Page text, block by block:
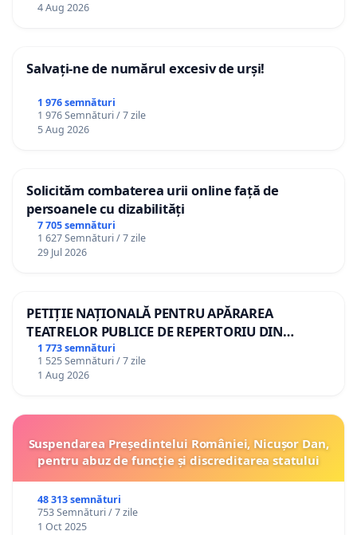
4 Aug 2026
Salvați-ne de numărul excesiv de urși!
1 976 semnături
1 976 Semnături / 7 zile
5 Aug 2026
Solicităm combaterea urii online față de
persoanele cu dizabilități
7 705 semnături
1 627 Semnături / 7 zile
29 Jul 2026
PETIȚIE NAȚIONALĂ PENTRU APĂRAREA
TEATRELOR PUBLICE DE REPERTORIU DIN
ROMÂNIA
1 773 semnături
1 525 Semnături / 7 zile
1 Aug 2026
Suspendarea Președintelui României, Nicușor Dan,
pentru abuz de funcție și discreditarea statului
48 313 semnături
753 Semnături / 7 zile
1 Oct 2025